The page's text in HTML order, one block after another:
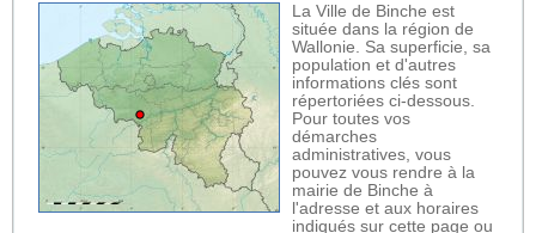
La Ville de Binche est
située dans la région de
Wallonie. Sa superficie, sa
population et d'autres
informations clés sont
répertoriées ci-dessous.
Pour toutes vos
démarches
administratives, vous
pouvez vous rendre à la
mairie de Binche à
l'adresse et aux horaires
indiqués sur cette page ou